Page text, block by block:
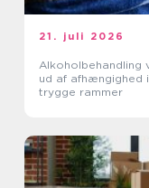
21. juli 2026
Alkoholbehandling vejen
ud af afhængighed i
trygge rammer